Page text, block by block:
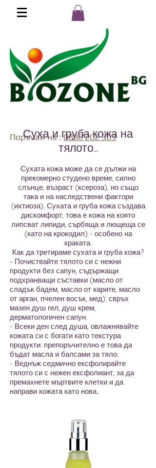
Поръчай на :0890 202 303
Суха и груба кожа на
тялото...
Сухата кожа може да се дължи на
прекомерно студено време, силно
слънце, възраст (ксероза), но също
така и на наследствени фактори
(ихтиоза). Сухата и груба кожа създава
дискомфорт, това е кожа на която
липсват липиди, сърбяща и лющеща се
(като на крокодил) - особено на
краката.
Как да третираме сухата и груба кожа?
- Почиствайте тялото си с нежни
продукти без сапун, съдържащи
подхранващи съставки (масло от
сладък бадем, масло от карите, масло
от арган, пчелен восък, мед): свръх
мазен душ гел, душ крем,
дерматологичен сапун.
- Всеки ден след душа, овлажнявайте
кожата си с богати като текстура
продукти: препоръчително е това да
бъдат масла и балсами за тяло.
- Веднъж седмично ексфолирайте
тялото си с нежен ексфолиант, за да
премахнете мъртвите клетки и да
направи кожата като нова..